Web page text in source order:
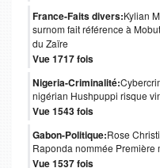
France-Faits divers:Kylian
surnom fait référence à
du Zaïre
Vue 1717 fois
Nigeria-Criminalité:
nigérian Hushpuppi risque
Vue 1543 fois
Gabon-Politique:Rose
Raponda nommée Première
Vue 1537 fois